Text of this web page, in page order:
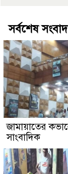
সর্বশেষ সংবাদ
জামায়াতের
সাংবাদিক